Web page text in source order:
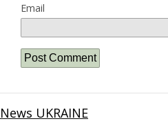
Email
News UKRAINE